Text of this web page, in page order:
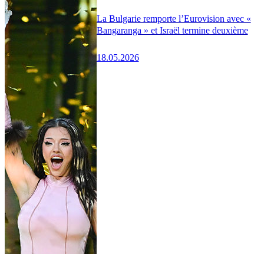
La Bulgarie remporte l’Eurovision avec «
Bangaranga » et Israël termine deuxième
18.05.2026